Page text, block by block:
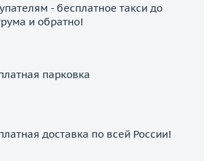
- бесплатное такси до
и обратно!
парковка
доставка по всей России!